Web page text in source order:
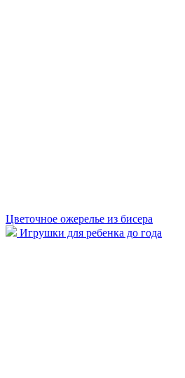
Цветочное ожерелье из бисера
Игрушки для ребенка до года